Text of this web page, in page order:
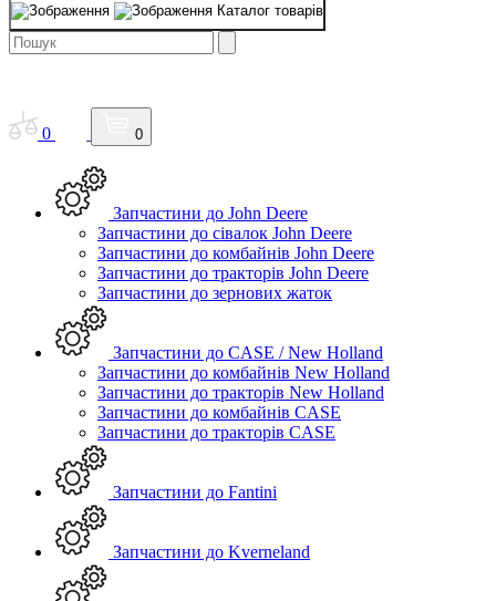
Каталог товарів
0 0
Запчастини до John Deere
Запчастини до сівалок John Deere
Запчастини до комбайнів John Deere
Запчастини до тракторів John Deere
Запчастини до зернових жаток
Запчастини до CASE / New Holland
Запчастини до комбайнів New Holland
Запчастини до тракторів New Holland
Запчастини до комбайнів CASE
Запчастини до тракторів CASE
Запчастини до Fantini
Запчастини до Kverneland